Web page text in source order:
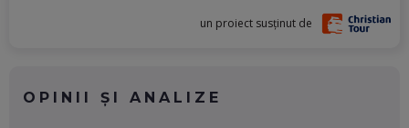
un proiect susținut de
OPINII ȘI ANALIZE